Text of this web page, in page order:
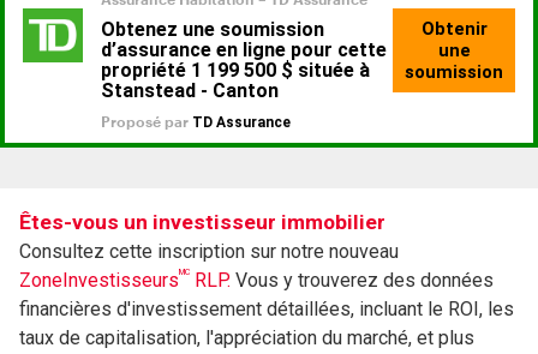
Êtes-vous un investisseur immobilier
Consultez cette inscription sur notre nouveau
ZoneInvestisseursMC RLP. Vous y trouverez des données
financières d'investissement détaillées, incluant le ROI, les
taux de capitalisation, l'appréciation du marché, et plus